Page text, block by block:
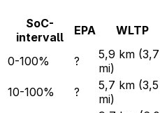
SoC-
intervall
EPA WLTP
0-100% ?
5,9 km (3,7
mi)
10-100%
?
5,7 km (3,5
mi)